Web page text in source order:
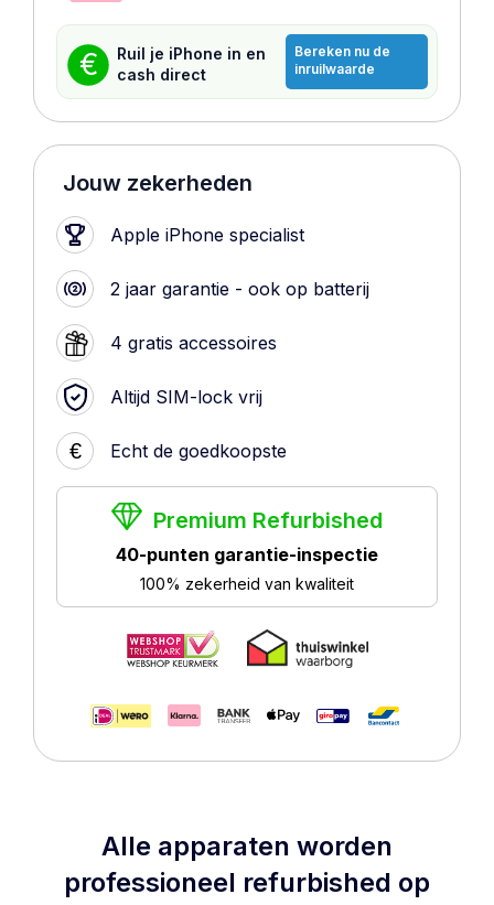
€
Ruil je iPhone in en
cash direct
Bereken nu de
inruilwaarde
Jouw zekerheden
Apple iPhone specialist
2 jaar garantie - ook op batterij
4 gratis accessoires
Altijd SIM-lock vrij
€ Echt de goedkoopste
Premium Refurbished
40-punten garantie-inspectie
100% zekerheid van kwaliteit
Alle apparaten worden
professioneel refurbished op